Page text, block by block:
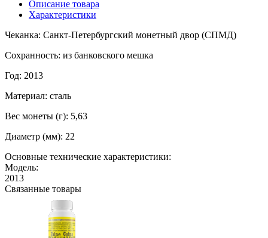
Описание товара
Характеристики
Чеканка: Санкт-Петербургский монетный двор (СПМД)
Сохранность: из банковского мешка
Год: 2013
Материал: сталь
Вес монеты (г): 5,63
Диаметр (мм): 22
Основные технические характеристики:
Модель:
2013
Связанные товары